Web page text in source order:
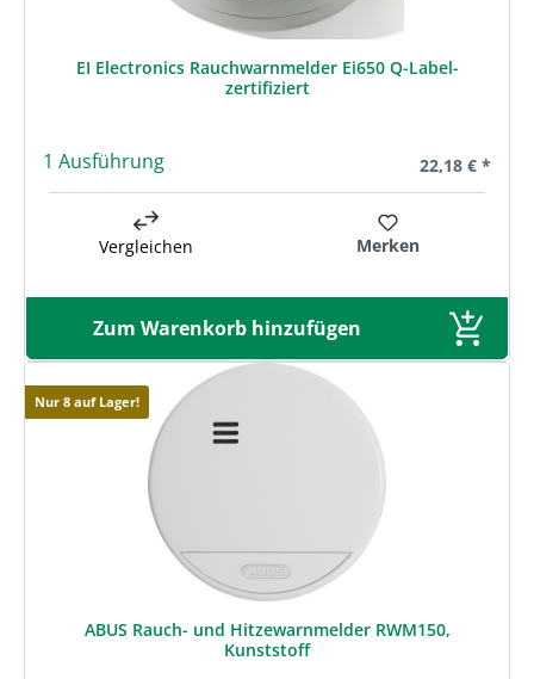
EI Electronics Rauchwarnmelder Ei650 Q-Label-
zertifiziert
1 Ausführung Regulärer
22,18 € *
Vergleichen Merken
Zum Warenkorb hinzufügen
Nur 8 auf Lager!
ABUS Rauch- und Hitzewarnmelder RWM150,
Kunststoff